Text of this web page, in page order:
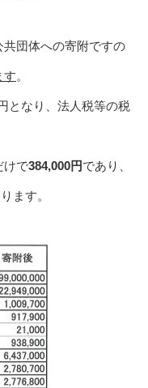
団体への寄附ですの
す。
となり、法人税等の税
けで384,000円であり、
ます。